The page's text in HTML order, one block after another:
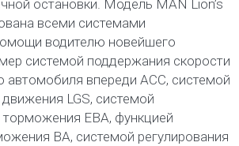
остановки. Модель MAN Lion’s
всеми системами
водителю новейшего
системой поддержания скорости
автомобиля впереди ACC, системой
LGS, системой
торможения EBA, функцией
BA, системой регулирования